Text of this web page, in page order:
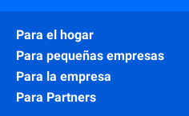
Para el hogar
Para pequeñas empresas
Para la empresa
Para Partners